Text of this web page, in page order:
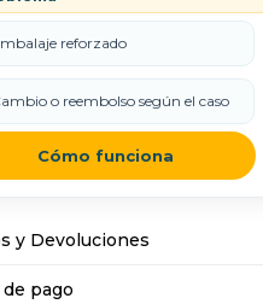
reforzado
o reembolso según el caso
Cómo funciona
y Devoluciones
pago